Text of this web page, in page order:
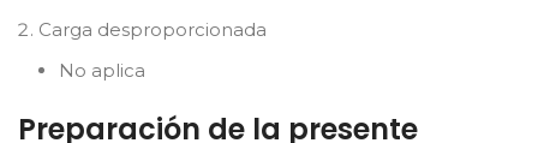
Carga desproporcionada
No aplica
Preparación de la presente